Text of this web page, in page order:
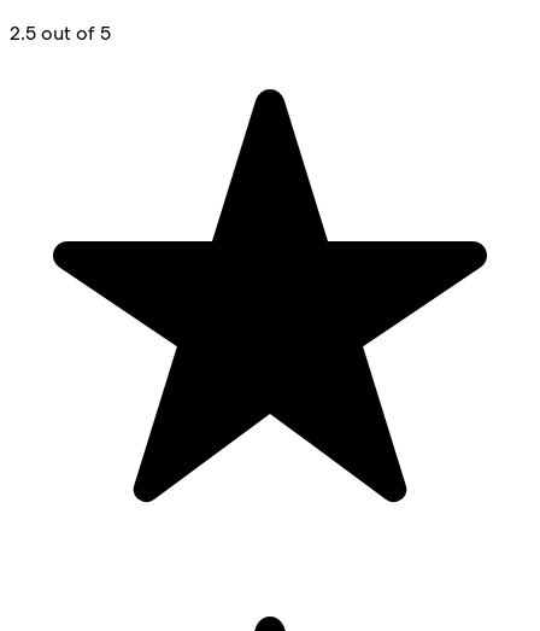
2.5 out of 5